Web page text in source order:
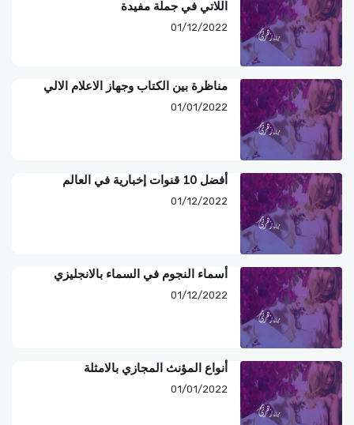
اللاتي في جملة مفيدة
01/12/2022
مناظرة بين الكتاب وجهاز الاعلام الالي
01/01/2022
أفضل 10 قنوات إخبارية في العالم
01/12/2022
أسماء النجوم في السماء بالانجليزي
01/12/2022
أنواع المؤنث المجازي بالامثلة
01/01/2022